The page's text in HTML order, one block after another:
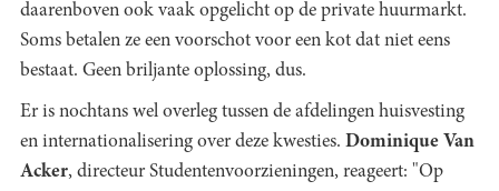
daarenboven ook vaak opgelicht op de private huurmarkt.
Soms betalen ze een voorschot voor een kot dat niet eens
bestaat. Geen briljante oplossing, dus.
Er is nochtans wel overleg tussen de afdelingen huisvesting
en internationalisering over deze kwesties. Dominique Van
Acker, directeur Studentenvoorzieningen, reageert: "Op